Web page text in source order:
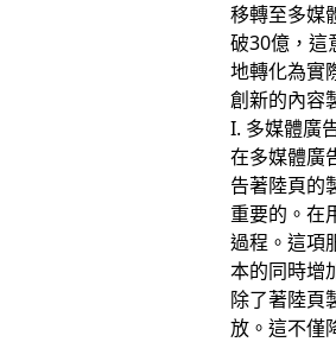
移轉至多媒
破30億，這
地轉化為實
創新的內容
I. 多媒體廣
在多媒體廣
告著陸頁的
重要的。在
過程。這項
本的同時增
除了著陸頁
放。這不僅